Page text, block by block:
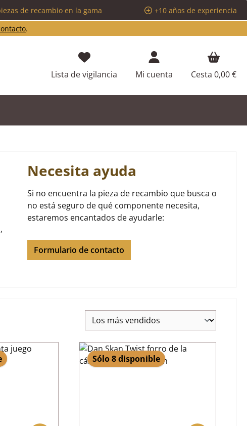
de recambio en la gama
+10 años de experiencia
.
Lista de vigilancia Tienes 0 artículos en tu lista de
Mi cuenta Cesta 0,00 €
Necesita ayuda
Si no encuentra la pieza de recambio que busca o
no está seguro de qué componente necesita,
estaremos encantados de ayudarle:
Formulario de contacto
Sólo 8 disponible